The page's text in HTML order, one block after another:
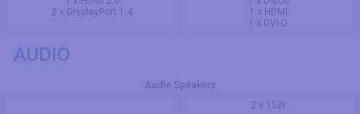
2 x DisplayPort 1.4
1 x HDMI
1 x DVI-D
AUDIO
Audio Speakers
2 x 15W